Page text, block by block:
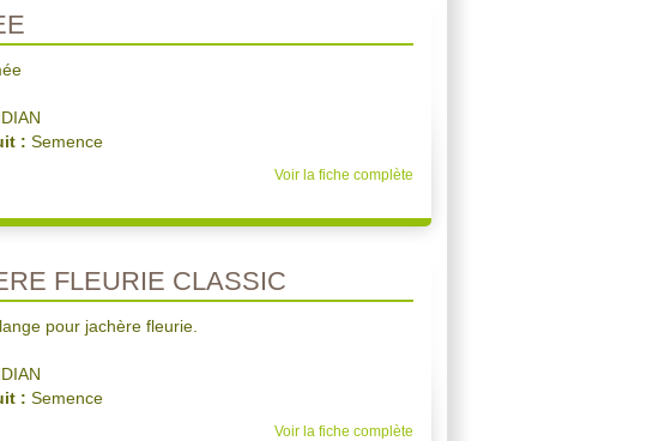
: Semence
Voir la fiche complète
FLEURIE CLASSIC
pour jachère fleurie.
: Semence
Voir la fiche complète